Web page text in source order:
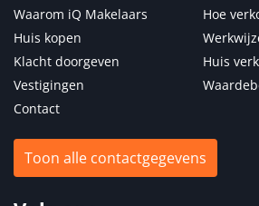
Waarom iQ Makelaars
Hoe
Huis kopen
Klacht doorgeven
Huis
Vestigingen
Contact
Toon alle contactgegevens